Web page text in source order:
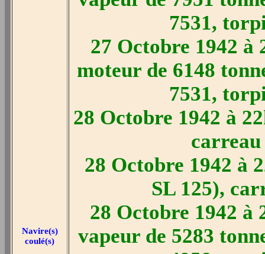
Navire(s)
coulé(s)
7531,
27 Octobre 1942
moteur de 6148
7531,
28 Octobre 1942 à
28 Octobre 1942 à
SL 125),
28 Octobre 1942 à
vapeur de 5283